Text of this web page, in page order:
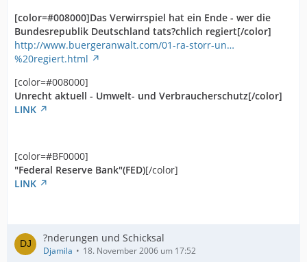
[color=#008000]Das Verwirrspiel hat ein Ende - wer die
Bundesrepublik Deutschland tats?chlich regiert[/color]
http://www.buergeranwalt.com/01-ra-storr-un…
%20regiert.html
[color=#008000]
Unrecht aktuell - Umwelt- und Verbraucherschutz[/color]
LINK
[color=#BF0000]
"Federal Reserve Bank"(FED)[/color]
LINK
?nderungen und Schicksal
Djamila 18. November 2006 um 17:52